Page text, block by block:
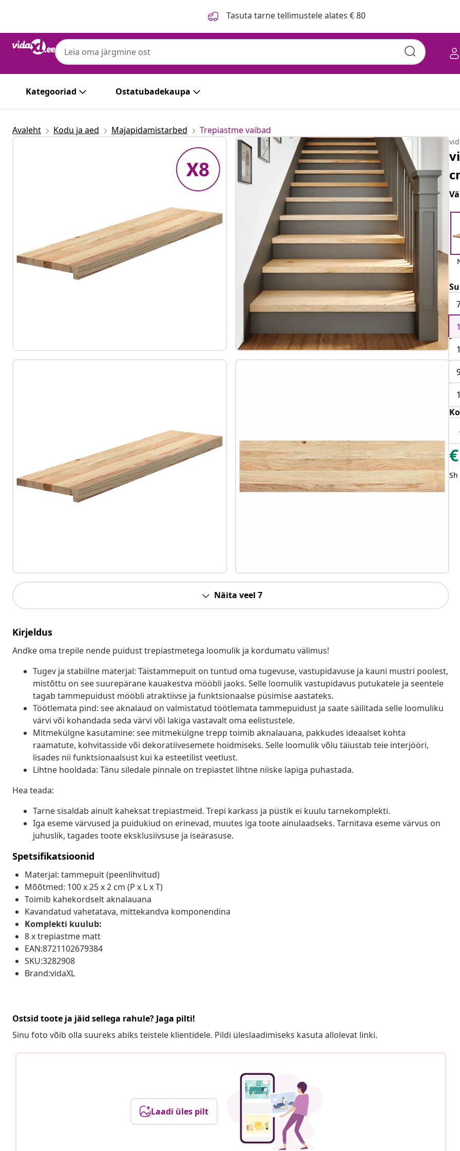
Tasuta tarne tellimustele alates € 80
Kategooriad Ostatubadekaupa
Avaleht Kodu ja aed Majapidamistarbed Trepiastme vaibad
Näita veel 7
Kirjeldus
Andke oma trepile nende puidust trepiastmetega loomulik ja kordumatu välimus!
Tugev ja stabiilne materjal: Täistammepuit on tuntud oma tugevuse, vastupidavuse ja kauni mustri poolest,
mistõttu on see suurepärane kauakestva mööbli jaoks. Selle loomulik vastupidavus putukatele ja seentele
tagab tammepuidust mööbli atraktiivse ja funktsionaalse püsimise aastateks.
Töötlemata pind: see aknalaud on valmistatud töötlemata tammepuidust ja saate säilitada selle loomuliku
värvi või kohandada seda värvi või lakiga vastavalt oma eelistustele.
Mitmekülgne kasutamine: see mitmekülgne trepp toimib aknalauana, pakkudes ideaalset kohta
raamatute, kohvitasside või dekoratiivesemete hoidmiseks. Selle loomulik võlu täiustab teie interjööri,
lisades nii funktsionaalsust kui ka esteetilist veetlust.
Lihtne hooldada: Tänu siledale pinnale on trepiastet lihtne niiske lapiga puhastada.
Hea teada:
Tarne sisaldab ainult kaheksat trepiastmeid. Trepi karkass ja püstik ei kuulu tarnekomplekti.
Iga eseme värvused ja puidukiud on erinevad, muutes iga toote ainulaadseks. Tarnitava eseme värvus on
juhuslik, tagades toote eksklusiivsuse ja iseärasuse.
Spetsifikatsioonid
Materjal: tammepuit (peenlihvitud)
Mõõtmed: 100 x 25 x 2 cm (P x L x T)
Toimib kahekordselt aknalauana
Kavandatud vahetatava, mittekandva komponendina
Komplekti kuulub:
8 x trepiastme matt
EAN:8721102679384
SKU:3282908
Brand:vidaXL
Ostsid toote ja jäid sellega rahule? Jaga pilti!
Sinu foto võib olla suureks abiks teistele klientidele. Pildi üleslaadimiseks kasuta allolevat linki.
Laadi üles pilt
€
Sh